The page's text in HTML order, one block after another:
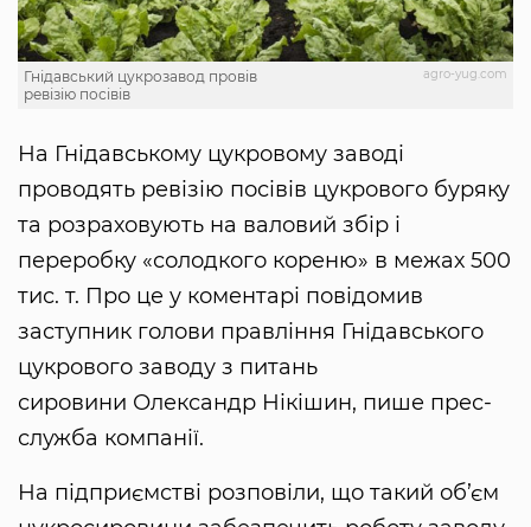
agro-yug.com
Гнідавський цукрозавод провів
ревізію посівів
На Гнідавському цукровому заводі
проводять ревізію посівів цукрового буряку
та розраховують на валовий збір і
переробку «солодкого кореню» в межах 500
тис. т. Про це у коментарі повідомив
заступник голови правління Гнідавського
цукрового заводу з питань
сировини Олександр Нікішин, пише прес-
служба компанії.
На підприємстві розповіли, що такий об’єм